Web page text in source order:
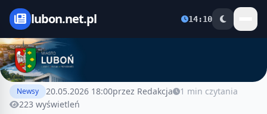
lubon.net.pl 14:10
Newsy 20.05.2026 18:00przez Redakcja
1 min czytania
223 wyświetleń